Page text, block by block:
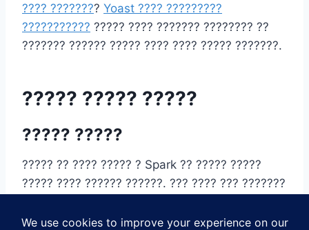
???? ???????? Yoast ???? ?????????
??????????? ????? ???? ??????? ???????? ??
??????? ?????? ????? ???? ???? ????? ???????.
????? ????? ?????
????? ?????
????? ?? ???? ????? ? Spark ?? ????? ?????
????? ???? ?????? ??????. ??? ???? ??? ???????
?????.